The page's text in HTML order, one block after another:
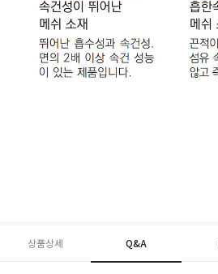
상품상세 Q&A